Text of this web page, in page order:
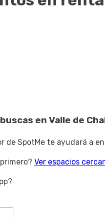
en Valle de
de SpotMe te ayudará a
Ver espacios